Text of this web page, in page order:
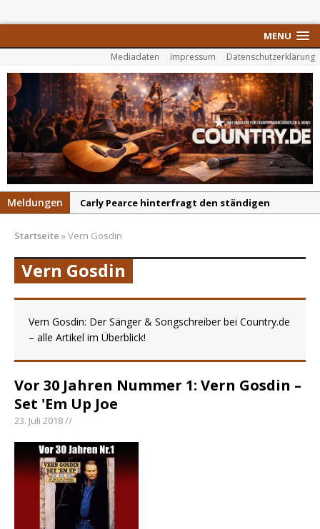
MENU
Mediadaten Impressum Datenschutzerklärung
Meldungen
Carly Pearce hinterfragt den ständigen
Ella Langley schreibt Musikgeschichte:
„Choosin‘ Texas“ gehört zu den größten Hits
aller Zeiten
pez veröffentlicht neue Single „Late Night
Talks“ – eine Hymne auf unvergessliche
Sommernächte
Randy Travis veröffentlicht mit „I Don’t Care“
einen weiteren Schatz aus dem Archiv
Danke für Euer Vertrauen: Country.de erreicht
Colton Dawson legt mit „Worth It“ nach –
Country mit Herz und Humor
Startseite »Vern Gosdin
Vern Gosdin
Vern Gosdin: Der Sänger & Songschreiber bei Country.de
– alle Artikel im Überblick!
Vor 30 Jahren Nummer 1: Vern Gosdin –
Set 'Em Up Joe
23. Juli 2018 //